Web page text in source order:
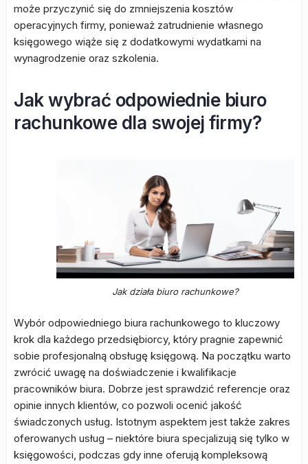
może przyczynić się do zmniejszenia kosztów
operacyjnych firmy, ponieważ zatrudnienie własnego
księgowego wiąże się z dodatkowymi wydatkami na
wynagrodzenie oraz szkolenia.
Jak wybrać odpowiednie biuro
rachunkowe dla swojej firmy?
Jak działa biuro rachunkowe?
Wybór odpowiedniego biura rachunkowego to kluczowy
krok dla każdego przedsiębiorcy, który pragnie zapewnić
sobie profesjonalną obsługę księgową. Na początku warto
zwrócić uwagę na doświadczenie i kwalifikacje
pracowników biura. Dobrze jest sprawdzić referencje oraz
opinie innych klientów, co pozwoli ocenić jakość
świadczonych usług. Istotnym aspektem jest także zakres
oferowanych usług – niektóre biura specjalizują się tylko w
księgowości, podczas gdy inne oferują kompleksową